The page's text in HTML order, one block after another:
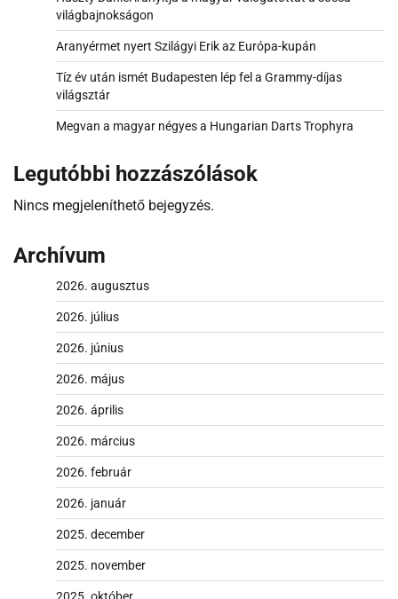
világbajnokságon
Aranyérmet nyert Szilágyi Erik az Európa-kupán
Tíz év után ismét Budapesten lép fel a Grammy-díjas
világsztár
Megvan a magyar négyes a Hungarian Darts Trophyra
Legutóbbi hozzászólások
Nincs megjeleníthető bejegyzés.
Archívum
2026. augusztus
2026. július
2026. június
2026. május
2026. április
2026. március
2026. február
2026. január
2025. december
2025. november